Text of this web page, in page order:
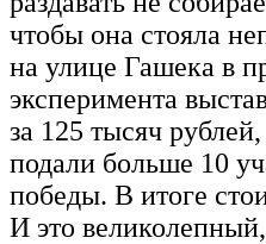
чтобы она стояла
на улице Гашека в
эксперимента
за 125 тысяч
подали больше 10
победы. В итоге
И это великолепный,